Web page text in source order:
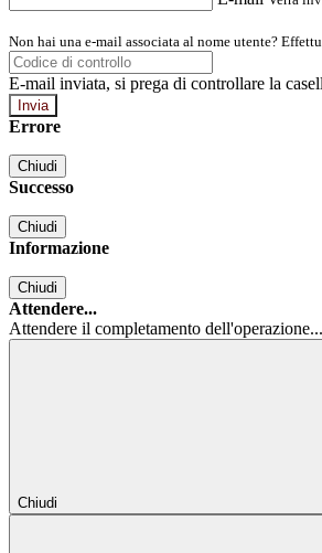
Non hai una e-mail associata al nome utente?
E-mail inviata, si prega di controllare la
Errore
Chiudi
Successo
Chiudi
Informazione
Chiudi
Attendere...
Attendere il completamento dell'operazione...
Chiudi